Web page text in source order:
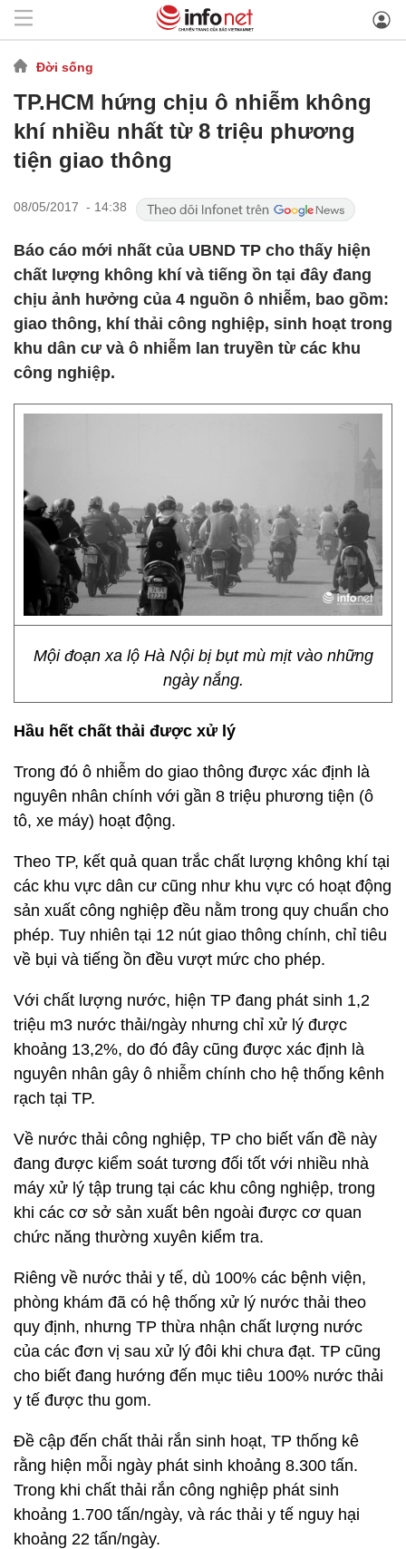
Đời sống
TP.HCM hứng chịu ô nhiễm không
khí nhiều nhất từ 8 triệu phương
tiện giao thông
08/05/2017 - 14:38
Báo cáo mới nhất của UBND TP cho thấy hiện
chất lượng không khí và tiếng ồn tại đây đang
chịu ảnh hưởng của 4 nguồn ô nhiễm, bao gồm:
giao thông, khí thải công nghiệp, sinh hoạt trong
khu dân cư và ô nhiễm lan truyền từ các khu
công nghiệp.
Mội đoạn xa lộ Hà Nội bị bụt mù mịt vào những
ngày nắng.
Hầu hết chất thải được xử lý
Trong đó ô nhiễm do giao thông được xác định là
nguyên nhân chính với gần 8 triệu phương tiện (ô
tô, xe máy) hoạt động.
Theo TP, kết quả quan trắc chất lượng không khí tại
các khu vực dân cư cũng như khu vực có hoạt động
sản xuất công nghiệp đều nằm trong quy chuẩn cho
phép. Tuy nhiên tại 12 nút giao thông chính, chỉ tiêu
về bụi và tiếng ồn đều vượt mức cho phép.
Với chất lượng nước, hiện TP đang phát sinh 1,2
triệu m3 nước thải/ngày nhưng chỉ xử lý được
khoảng 13,2%, do đó đây cũng được xác định là
nguyên nhân gây ô nhiễm chính cho hệ thống kênh
rạch tại TP.
Về nước thải công nghiệp, TP cho biết vấn đề này
đang được kiểm soát tương đối tốt với nhiều nhà
máy xử lý tập trung tại các khu công nghiệp, trong
khi các cơ sở sản xuất bên ngoài được cơ quan
chức năng thường xuyên kiểm tra.
Riêng về nước thải y tế, dù 100% các bệnh viện,
phòng khám đã có hệ thống xử lý nước thải theo
quy định, nhưng TP thừa nhận chất lượng nước
của các đơn vị sau xử lý đôi khi chưa đạt. TP cũng
cho biết đang hướng đến mục tiêu 100% nước thải
y tế được thu gom.
Đề cập đến chất thải rắn sinh hoạt, TP thống kê
rằng hiện mỗi ngày phát sinh khoảng 8.300 tấn.
Trong khi chất thải rắn công nghiệp phát sinh
khoảng 1.700 tấn/ngày, và rác thải y tế nguy hại
khoảng 22 tấn/ngày.